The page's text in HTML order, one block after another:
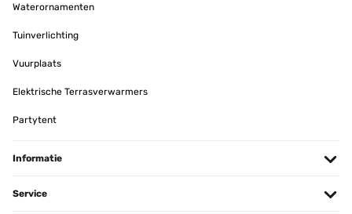
sauber und Streifenfrei
Amazon-Benutzer
Waterornamenten
Tuinverlichting
Vuurplaats
Elektrische Terrasverwarmers
Partytent
Informatie
Service